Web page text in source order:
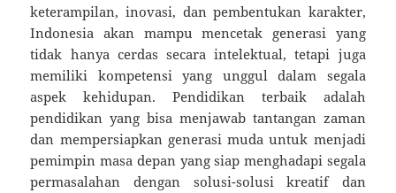
keterampilan, inovasi, dan pembentukan karakter,
Indonesia akan mampu mencetak generasi yang
tidak hanya cerdas secara intelektual, tetapi juga
memiliki kompetensi yang unggul dalam segala
aspek kehidupan. Pendidikan terbaik adalah
pendidikan yang bisa menjawab tantangan zaman
dan mempersiapkan generasi muda untuk menjadi
pemimpin masa depan yang siap menghadapi segala
permasalahan dengan solusi-solusi kreatif dan